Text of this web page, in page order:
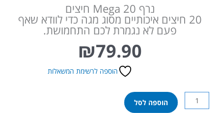
נרף Mega 20 חיצים
20 חיצים איכותיים מסוג מגה כדי לוודא שאף
פעם לא נגמרת לכם התחמושת.
₪79.90
הוספה לרשימת המשאלות
כמות
של
הוספה לסל